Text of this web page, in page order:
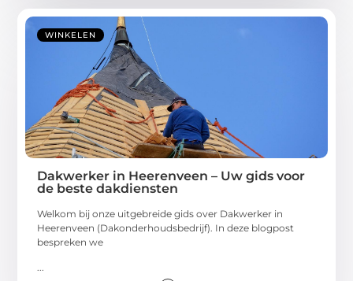
WINKELEN
Dakwerker in Heerenveen – Uw gids voor
de beste dakdiensten
Welkom bij onze uitgebreide gids over Dakwerker in
Heerenveen (Dakonderhoudsbedrijf). In deze blogpost
bespreken we